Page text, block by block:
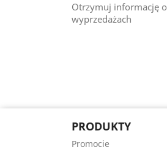
Otrzymuj informację
wyprzedażach
PRODUKTY
Promocje